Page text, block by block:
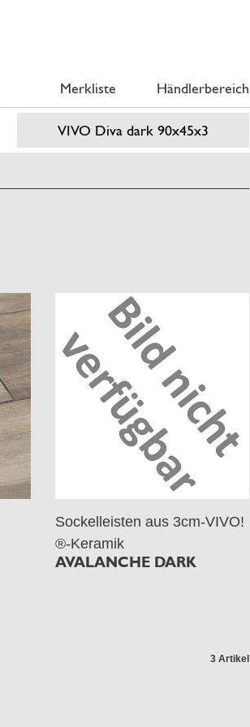
Merkliste Händlerbereich
Sockelleisten aus 3cm-VIVO!
®-Keramik
AVALANCHE DARK
3 Artikel